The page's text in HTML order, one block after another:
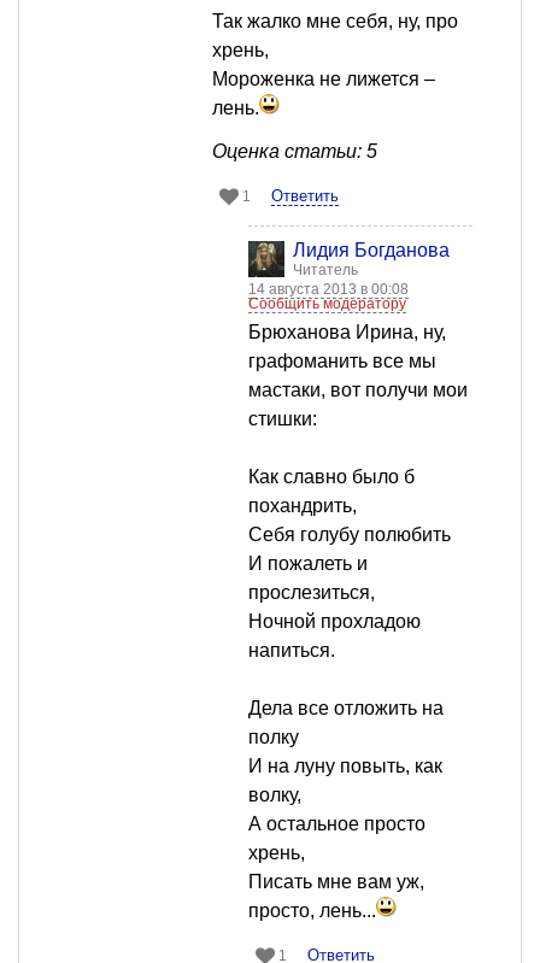
Так жалко мне себя, ну, про
хрень,
Мороженка не лижется –
лень.
Оценка статьи: 5
1 Ответить
Лидия Богданова
Читатель
14 августа 2013 в 00:08
Сообщить модератору
Брюханова Ирина, ну,
графоманить все мы
мастаки, вот получи мои
стишки:
Как славно было б
похандрить,
Cебя голубу полюбить
И пожалеть и
прослезиться,
Ночной прохладою
напиться.
Дела все отложить на
полку
И на луну повыть, как
волку,
А остальное просто
хрень,
Писать мне вам уж,
просто, лень...
1 Ответить